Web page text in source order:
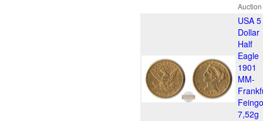
Auction
USA 5
Dollar
Half
Eagle
1901
MM-
7,52g